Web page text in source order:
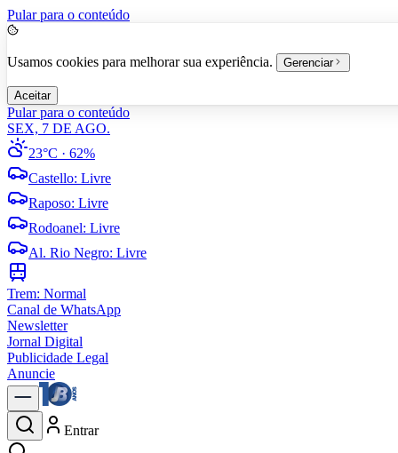
Pular para o conteúdo
Usamos cookies para melhorar sua experiência. Gerenciar
Aceitar
Pular para o conteúdo
SEX, 7 DE AGO.
23°C · 62%
Castello: Livre
Raposo: Livre
Rodoanel: Livre
Al. Rio Negro: Livre
Trem: Normal
Canal de WhatsApp
Newsletter
Jornal Digital
Publicidade Legal
Anuncie
Entrar